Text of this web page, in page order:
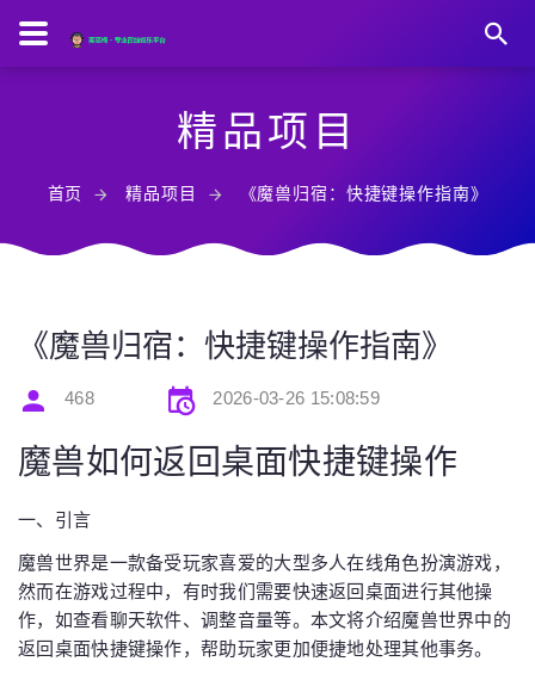
精品项目
首页 精品项目 《魔兽归宿：快捷键操作指南》
《魔兽归宿：快捷键操作指南》
468 2026-03-26 15:08:59
魔兽如何返回桌面快捷键操作
一、引言
魔兽世界是一款备受玩家喜爱的大型多人在线角色扮演游戏，
然而在游戏过程中，有时我们需要快速返回桌面进行其他操
作，如查看聊天软件、调整音量等。本文将介绍魔兽世界中的
返回桌面快捷键操作，帮助玩家更加便捷地处理其他事务。